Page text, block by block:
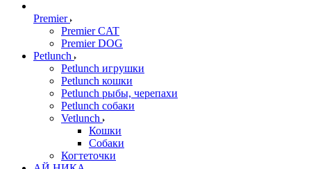
Premier
Premier CAT
Premier DOG
Petlunch
Petlunch игрушки
Petlunch кошки
Petlunch рыбы, черепахи
Petlunch собаки
Vetlunch
Кошки
Собаки
Когтеточки